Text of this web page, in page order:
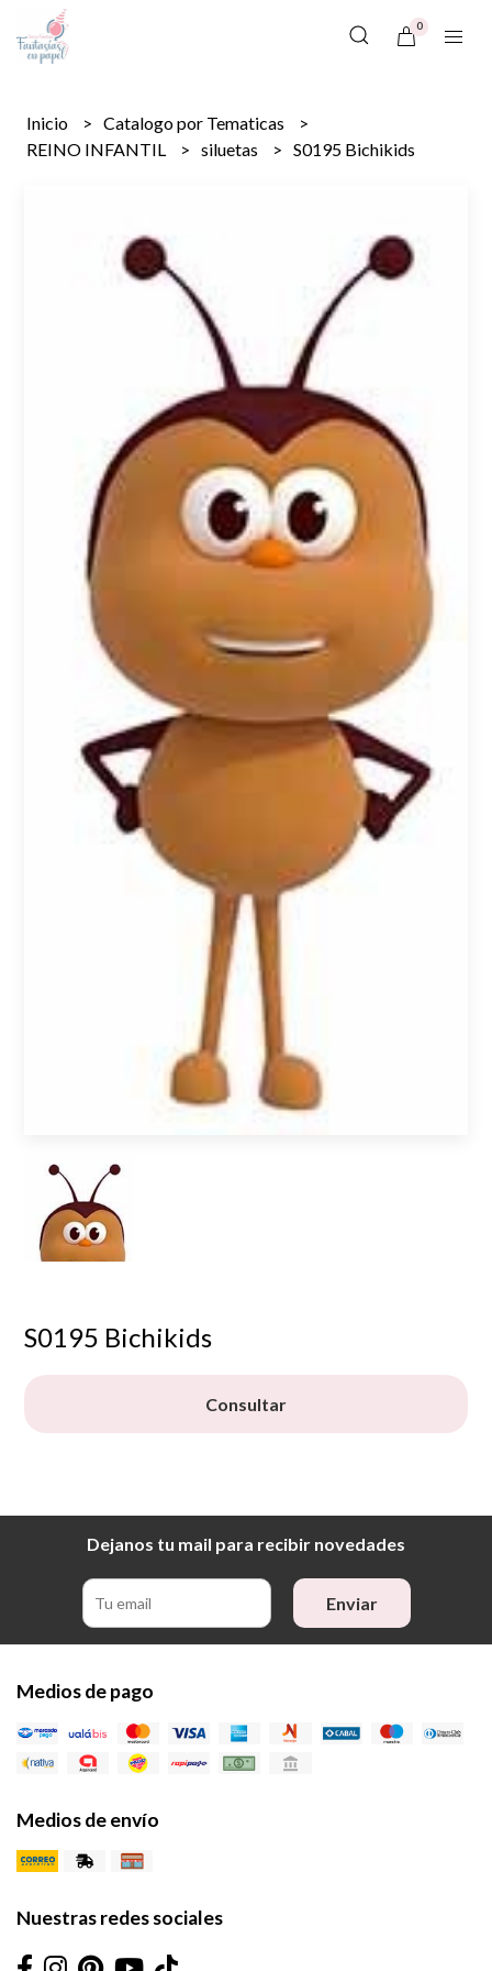
0
Inicio
Catalogo por Tematicas
REINO INFANTIL
siluetas S0195 Bichikids
S0195 Bichikids
Consultar
Dejanos tu mail para recibir novedades
Enviar
Medios de pago
Medios de envío
Nuestras redes sociales